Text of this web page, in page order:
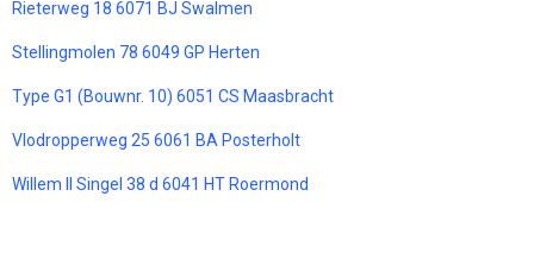
Rieterweg 18 6071 BJ Swalmen
Stellingmolen 78 6049 GP Herten
Type G1 (Bouwnr. 10) 6051 CS Maasbracht
Vlodropperweg 25 6061 BA Posterholt
Willem II Singel 38 d 6041 HT Roermond